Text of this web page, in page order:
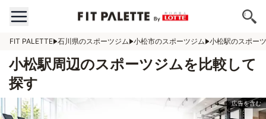
FIT PALETTE 石川県のスポーツジム 小松市のスポーツジム 小松駅のスポー
小松駅周辺のスポーツジムを比較して
探す